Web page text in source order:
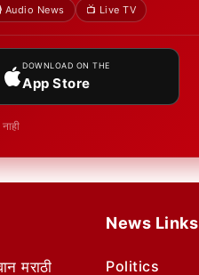
Audio News 📺 Live TV
DOWNLOAD ON THE
App Store
मराठी
News Links
Politics